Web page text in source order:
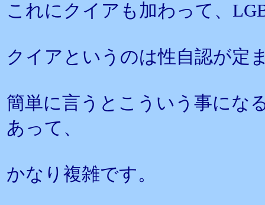
これにクイアも加わって、
クイアというのは性自認が定
簡単に言うとこういう事にな
あって、
かなり複雑です。